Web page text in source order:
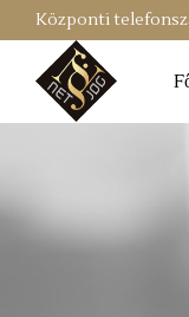
Központi